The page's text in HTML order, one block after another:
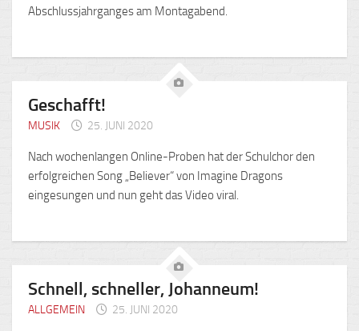
Abschlussjahrganges am Montagabend.
Geschafft!
MUSIK 25. JUNI 2020
Nach wochenlangen Online-Proben hat der Schulchor den
erfolgreichen Song „Believer“ von Imagine Dragons
eingesungen und nun geht das Video viral.
Schnell, schneller, Johanneum!
ALLGEMEIN 25. JUNI 2020